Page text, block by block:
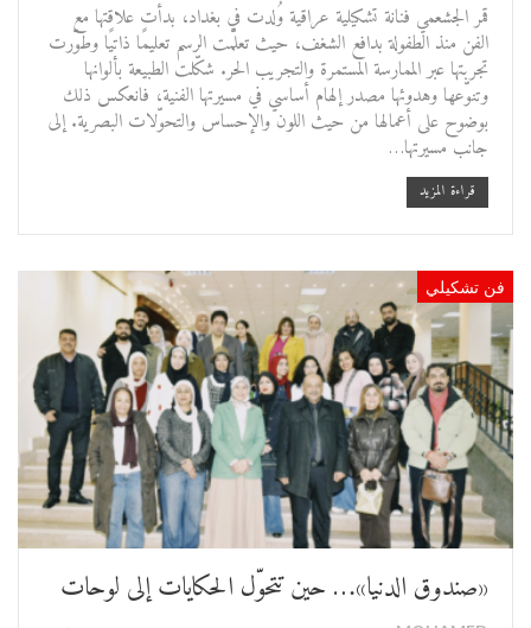
قمر الجشعمي فنانة تشكيلية عراقية وُلدت في بغداد، بدأت علاقتها مع
الفن منذ الطفولة بدافع الشغف، حيث تعلّمت الرسم تعليمًا ذاتيًا وطوّرت
تجربتها عبر الممارسة المستمرة والتجريب الحر. شكّلت الطبيعة بألوانها
وتنوّعها وهدوئها مصدر إلهام أساسي في مسيرتها الفنية، فانعكس ذلك
بوضوح على أعمالها من حيث اللون والإحساس والتحوّلات البصرية. إلى
جانب مسيرتها…
قراءة المزيد
فن تشكيلي
«صندوق الدنيا»… حين تتحوّل الحكايات إلى لوحات